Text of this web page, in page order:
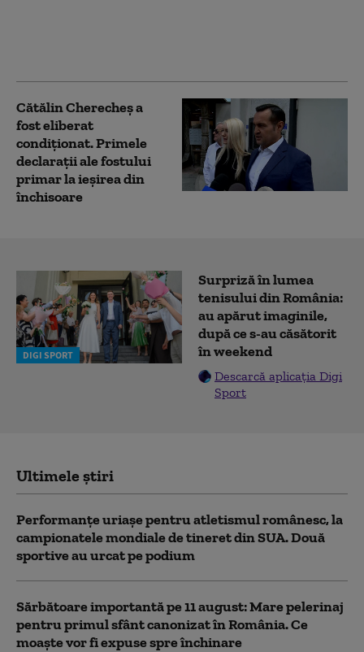
Cătălin Cherecheș a
fost eliberat
condiționat. Primele
declarații ale fostului
primar la ieșirea din
închisoare
DIGI SPORT
Surpriză în lumea
tenisului din România:
au apărut imaginile,
după ce s-au căsătorit
în weekend
Descarcă aplicația Digi
Sport
Ultimele știri
Performanțe uriașe pentru atletismul românesc, la
campionatele mondiale de tineret din SUA. Două
sportive au urcat pe podium
Sărbătoare importantă pe 11 august: Mare pelerinaj
pentru primul sfânt canonizat în România. Ce
moaște vor fi expuse spre închinare